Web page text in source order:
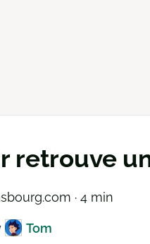
retrouve
· 4 min
Tom